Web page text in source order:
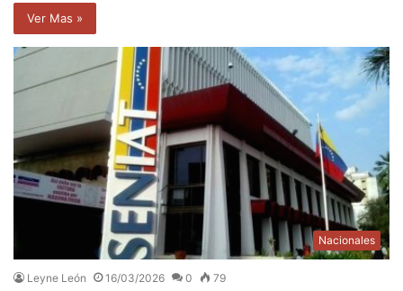
Ver Mas »
Nacionales
Leyne León 16/03/2026 0 79